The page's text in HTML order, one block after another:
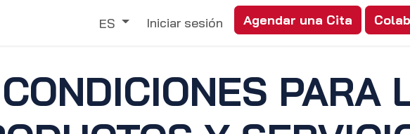
Nuestros Servicios Descubrir
ES Iniciar sesión Agendar una Cita
PARA